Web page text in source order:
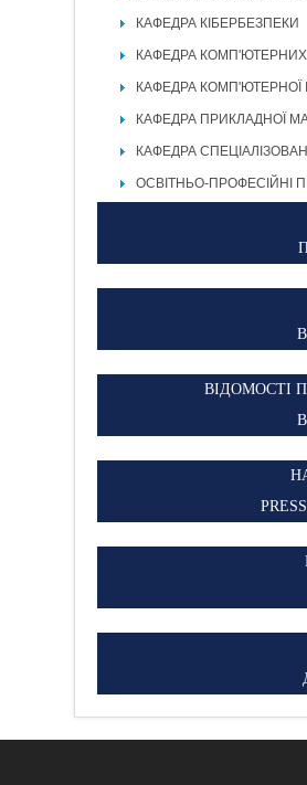
КАФЕДРА КІБЕРБЕЗПЕКИ
КАФЕДРА
КАФЕДРА КОМП'ЮТЕРНОЇ
КАФЕДРА ПРИКЛАДНОЇ
КАФЕДРА
ОСВІТНЬО-ПРОФЕСІЙНІ
ВІДОМОСТІ